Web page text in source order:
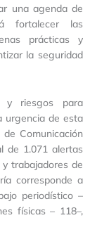
una agenda de
fortalecer las
prácticas y
la seguridad
y riesgos para
urgencia de esta
Comunicación
de 1.071 alertas
trabajadores de
corresponde a
periodístico –
físicas – 118–,